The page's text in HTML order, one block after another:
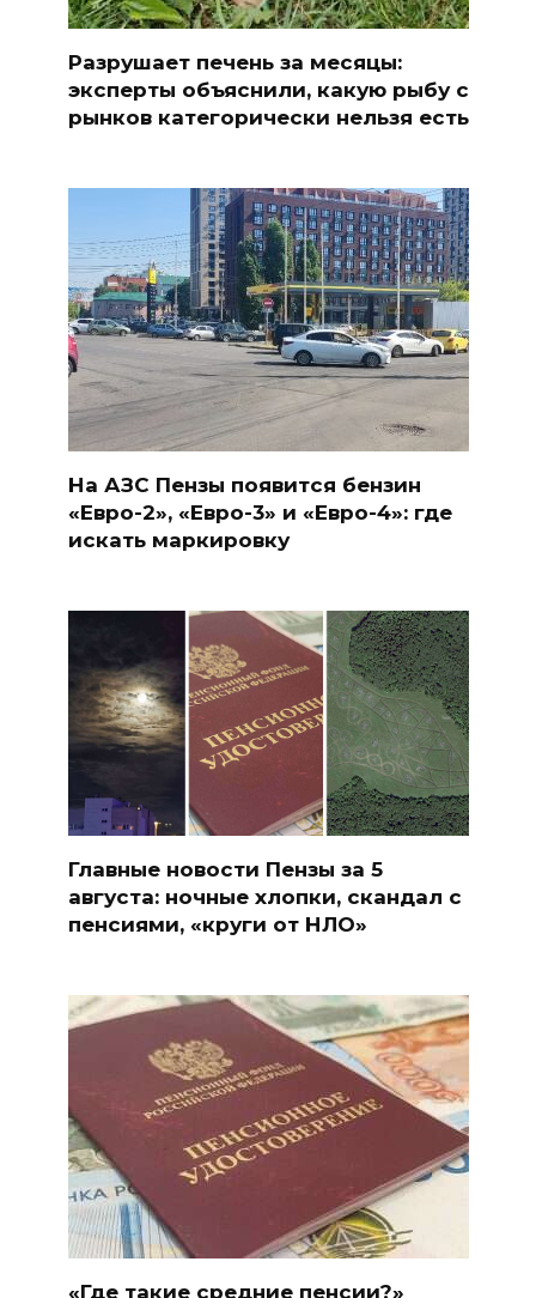
Разрушает печень за месяцы:
эксперты объяснили, какую рыбу с
рынков категорически нельзя есть
На АЗС Пензы появится бензин
«Евро-2», «Евро-3» и «Евро-4»: где
искать маркировку
Главные новости Пензы за 5
августа: ночные хлопки, скандал с
пенсиями, «круги от НЛО»
«Где такие средние пенсии?»